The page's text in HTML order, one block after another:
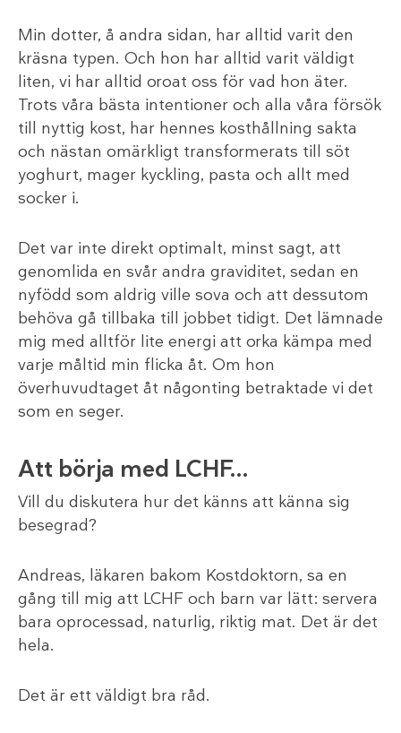
Min dotter, å andra sidan, har alltid varit den
kräsna typen. Och hon har alltid varit väldigt
liten, vi har alltid oroat oss för vad hon äter.
Trots våra bästa intentioner och alla våra försök
till nyttig kost, har hennes kosthållning sakta
och nästan omärkligt transformerats till söt
yoghurt, mager kyckling, pasta och allt med
socker i.
Det var inte direkt optimalt, minst sagt, att
genomlida en svår andra graviditet, sedan en
nyfödd som aldrig ville sova och att dessutom
behöva gå tillbaka till jobbet tidigt. Det lämnade
mig med alltför lite energi att orka kämpa med
varje måltid min flicka åt. Om hon
överhuvudtaget åt någonting betraktade vi det
som en seger.
Att börja med LCHF…
Vill du diskutera hur det känns att känna sig
besegrad?
Andreas, läkaren bakom Kostdoktorn, sa en
gång till mig att LCHF och barn var lätt: servera
bara oprocessad, naturlig, riktig mat. Det är det
hela.
Det är ett väldigt bra råd.